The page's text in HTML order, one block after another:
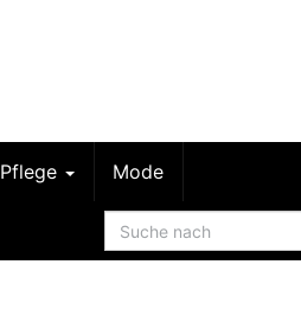
Pflege Mode